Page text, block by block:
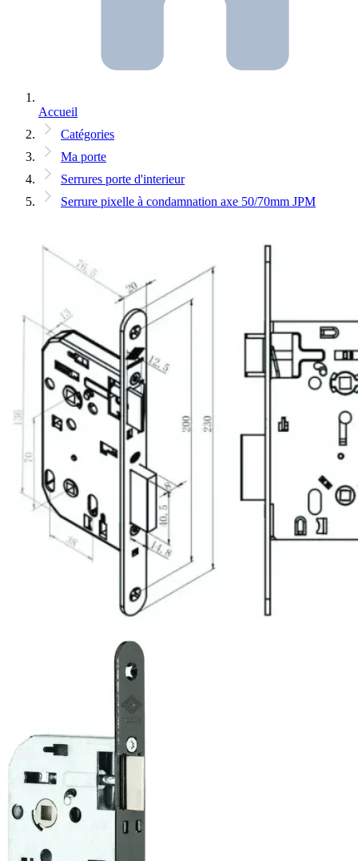
Accueil
Catégories
Ma porte
Serrures porte d'interieur
Serrure pixelle à condamnation axe 50/70mm JPM